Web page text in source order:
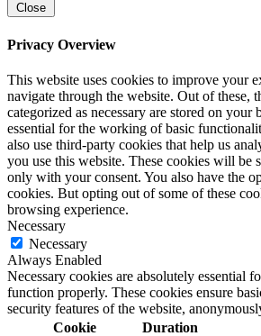
Close
Privacy Overview
This website uses cookies to improve your
navigate through the website. Out of these,
categorized as necessary are stored on your
essential for the working of basic
also use third-party cookies that help us
you use this website. These cookies will be
only with your consent. You also have the
cookies. But opting out of some of these
browsing experience.
Necessary
Necessary
Always Enabled
Necessary cookies are absolutely essential
function properly. These cookies ensure
security features of the website,
Cookie
Duration